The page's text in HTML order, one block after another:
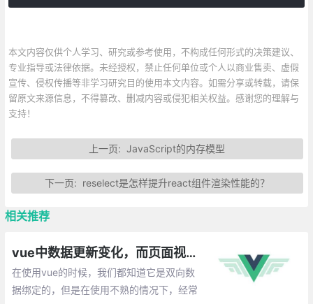
本文内容仅供个人学习、研究或参考使用，不构成任何形式的决策建议、
专业指导或法律依据。未经授权，禁止任何单位或个人以商业售卖、虚假
宣传、侵权传播等非学习研究目的使用本文内容。如需分享或转载，请保
留原文来源信息，不得篡改、删减内容或侵犯相关权益。感谢您的理解与
支持！
上一页:JavaScript的内存模型
下一页: reselect是怎样提升react组件渲染性能的？
相关推荐
vue中数据更新变化，而页面视图未渲染的解决方案
在使用vue的时候，我们都知道它是双向数
据绑定的，但是在使用不熟的情况下，经常